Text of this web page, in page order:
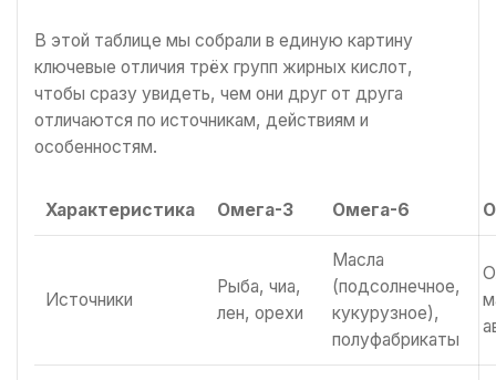
В этой таблице мы собрали в единую картину
ключевые отличия трёх групп жирных кислот,
чтобы сразу увидеть, чем они друг от друга
отличаются по источникам, действиям и
особенностям.
Характеристика Омега-3 Омега-6
Источники
Рыба, чиа,
лен, орехи
Масла
(подсолнечное,
кукурузное),
полуфабрикаты